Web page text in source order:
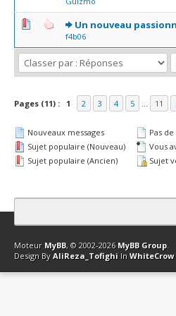
Un nouveau
f4b06
0 Votes - 0 sur 5 en moyenne
12345
Pages (11) : 1 2 3 4 5 ... 11
Nouveaux messages
Sujet populaire (Nouveau)
Sujet populaire (Ancien)
Pas
Vous
Sujet
Contact Club Affiliation
Moteur MyBB, © 2002-2026 MyBB Group.
Design By AliReza_Tofighi In